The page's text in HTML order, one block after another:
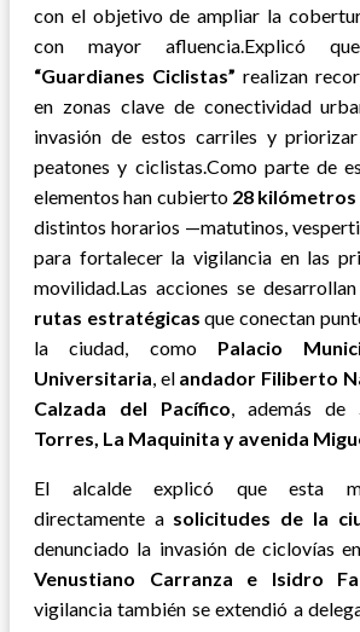
con el objetivo de ampliar la
con mayor afluencia.Explicó
“Guardianes Ciclistas” realizan
en zonas clave de conectividad
invasión de estos carriles y
peatones y ciclistas.Como parte de
elementos han cubierto 28
distintos horarios —matutinos,
para fortalecer la vigilancia en las
movilidad.Las acciones se
rutas estratégicas que conectan
la ciudad, como Palacio
Universitaria, el andador Filiberto
Calzada del Pacífico, además de
Torres, La Maquinita y avenida
El alcalde explicó que esta
directamente a solicitudes de la
denunciado la invasión de ciclovías
Venustiano Carranza e Isidro
vigilancia también se extendió a